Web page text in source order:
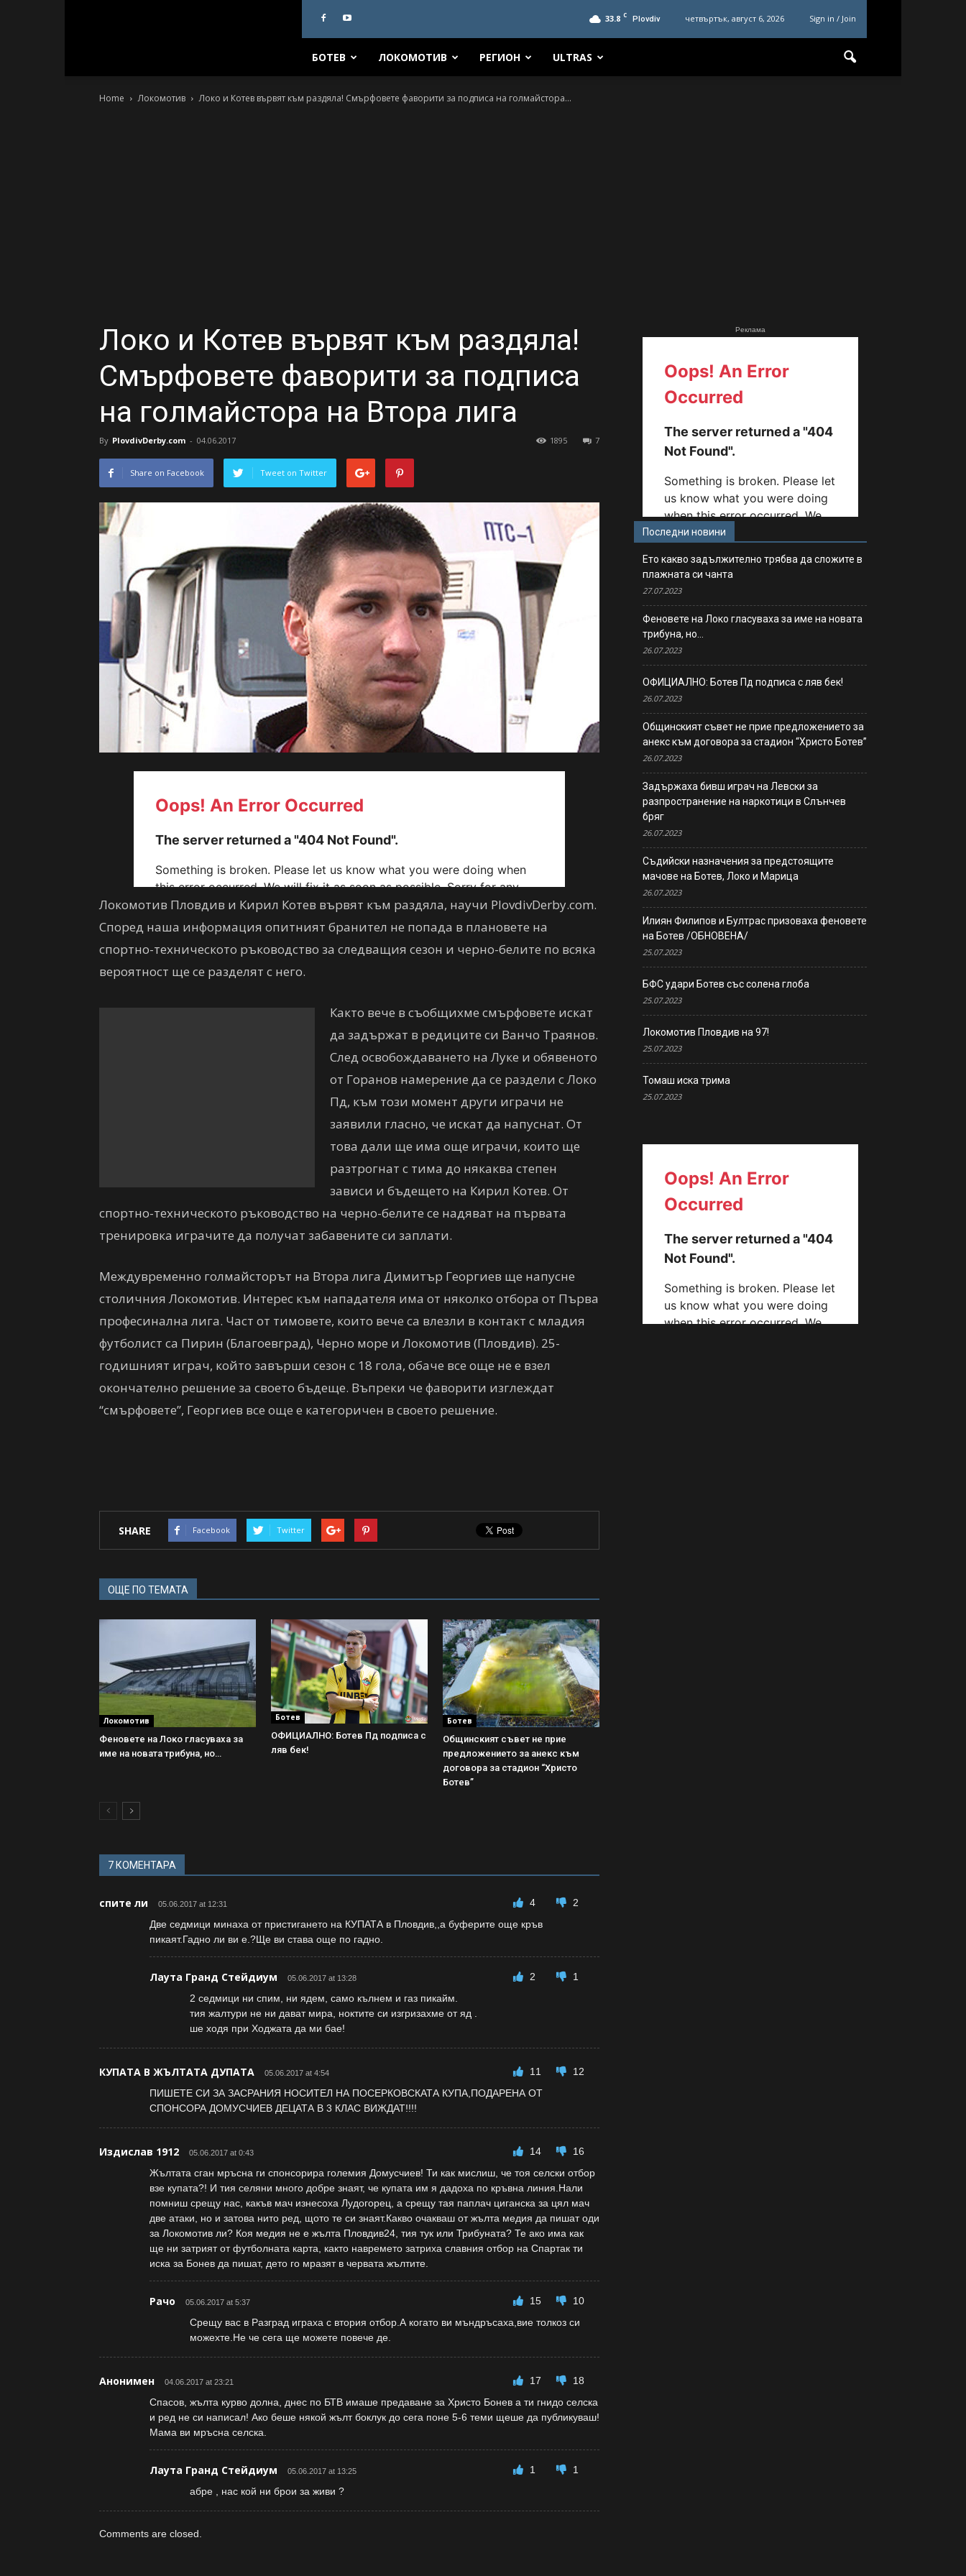
33.8 C Plovdiv четвъртък, август 6, 2026 Sign in / Join
БОТЕВ ЛОКОМОТИВ РЕГИОН ULTRAS
Home Локомотив Локо и Котев вървят към раздяла! Смърфовете фаворити за подписа на голмайстора...
Локо и Котев вървят към раздяла!
Смърфовете фаворити за подписа
на голмайстора на Втора лига
By PlovdivDerby.com - 04.06.2017 7
1895
Share on Facebook Tweet on Twitter
Локомотив Пловдив и Кирил Котев вървят към раздяла, научи PlovdivDerby.com.
Според наша информация опитният бранител не попада в плановете на
спортно-техническото ръководство за следващия сезон и черно-белите по всяка
вероятност ще се разделят с него.
Както вече в съобщихме смърфовете искат
да задържат в редиците си Ванчо Траянов.
След освобождаването на Луке и обявеното
от Горанов намерение да се раздели с Локо
Пд, към този момент други играчи не
заявили гласно, че искат да напуснат. От
това дали ще има още играчи, които ще
разтрогнат с тима до някаква степен
зависи и бъдещето на Кирил Котев. От
спортно-техническото ръководство на черно-белите се надяват на първата
тренировка играчите да получат забавените си заплати.
Междувременно голмайсторът на Втора лига Димитър Георгиев ще напусне
столичния Локомотив. Интерес към нападателя има от няколко отбора от Първа
професинална лига. Част от тимовете, които вече са влезли в контакт с младия
футболист са Пирин (Благоевград), Черно море и Локомотив (Пловдив). 25-
годишният играч, който завърши сезон с 18 гола, обаче все още не е взел
окончателно решение за своето бъдеще. Въпреки че фаворити изглеждат
“смърфовете”, Георгиев все още е категоричен в своето решение.
SHARE Facebook Twitter
ОЩЕ ПО ТЕМАТА
Локомотив
Феновете на Локо гласуваха за
име на новата трибуна, но…
Ботев
ОФИЦИАЛНО: Ботев Пд подписа с
ляв бек!
Ботев
Общинският съвет не прие
предложението за анекс към
договора за стадион “Христо
Ботев”
7 КОМЕНТАРА
спите ли 05.06.2017 at 12:31 4
2
Две седмици минаха от пристигането на КУПАТА в Пловдив,,а буферите още кръв
пикаят.Гадно ли ви е.?Ще ви става още по гадно.
Лаута Гранд Стейдиум 05.06.2017 at 13:28 2
1
2 седмици ни спим, ни ядем, само кълнем и газ пикайм.
тия жалтури не ни дават мира, ноктите си изгризахме от яд .
ше ходя при Ходжата да ми бае!
КУПАТА В ЖЪЛТАТА ДУПАТА 05.06.2017 at 4:54 11
12
ПИШЕТЕ СИ ЗА ЗАСРАНИЯ НОСИТЕЛ НА ПОСЕРКОВСКАТА КУПА,ПОДАРЕНА ОТ
СПОНСОРА ДОМУСЧИЕВ ДЕЦАТА В 3 КЛАС ВИЖДАТ!!!!
Издислав 1912 05.06.2017 at 0:43 14
16
Жълтата сган мръсна ги спонсорира големия Домусчиев! Ти как мислиш, че тоя селски отбор
взе купата?! И тия селяни много добре знаят, че купата им я дадоха по кръвна линия.Нали
помниш срещу нас, какъв мач изнесоха Лудогорец, а срещу тая паплач циганска за цял мач
две атаки, но и затова нито ред, щото те си знаят.Какво очакваш от жълта медия да пишат оди
за Локомотив ли? Коя медия не е жълта Пловдив24, тия тук или Трибуната? Те ако има как
ще ни затрият от футболната карта, както навремето затриха славния отбор на Спартак ти
иска за Бонев да пишат, дето го мразят в червата жълтите.
Рачо 05.06.2017 at 5:37 15
10
Срещу вас в Разград играха с втория отбор.А когато ви мъндръсаха,вие толкоз си
можехте.Не че сега ще можете повече де.
Анонимен 04.06.2017 at 23:21 17
18
Спасов, жълта курво долна, днес по БТВ имаше предаване за Христо Бонев а ти гнидо селска
и ред не си написал! Ако беше някой жълт боклук до сега поне 5-6 теми щеше да публикуваш!
Мама ви мръсна селска.
Лаута Гранд Стейдиум 05.06.2017 at 13:25 1
1
абре , нас кой ни брои за живи ?
Comments are closed.
Реклама
Последни новини
Ето какво задължително трябва да сложите в
плажната си чанта
27.07.2023
Феновете на Локо гласуваха за име на новата
трибуна, но…
26.07.2023
ОФИЦИАЛНО: Ботев Пд подписа с ляв бек!
26.07.2023
Общинският съвет не прие предложението за
анекс към договора за стадион “Христо Ботев”
26.07.2023
Задържаха бивш играч на Левски за
разпространение на наркотици в Слънчев
бряг
26.07.2023
Съдийски назначения за предстоящите
мачове на Ботев, Локо и Марица
26.07.2023
Илиян Филипов и Бултрас призоваха феновете
на Ботев /ОБНОВЕНА/
25.07.2023
БФС удари Ботев със солена глоба
25.07.2023
Локомотив Пловдив на 97!
25.07.2023
Томаш иска трима
25.07.2023